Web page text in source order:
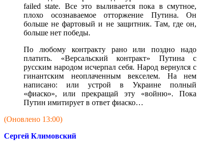
failed state. Все это выливается пока в смутное,
плохо осознаваемое отторжение Путина. Он
больше не фартовый и не защитник. Там, где он,
больше нет победы.
По любому контракту рано или поздно надо
платить. «Версальский контракт» Путина с
русским народом исчерпал себя. Народ вернулся с
гинантским неоплаченным векселем. На нем
написано: или устрой в Украине полный
«фиаско», или прекращай эту «войню». Пока
Путин имитирует в ответ фиаско…
(Оновлено 13:00)
Сергей Климовский